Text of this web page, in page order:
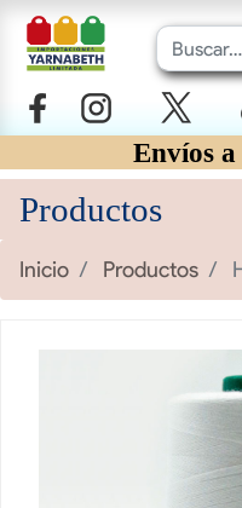
Envíos
Productos
Inicio Productos